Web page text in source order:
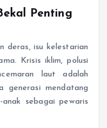
Penting
deras, isu kelestarian
Krisis iklim, polusi
laut adalah
generasi mendatang
sebagai pewaris